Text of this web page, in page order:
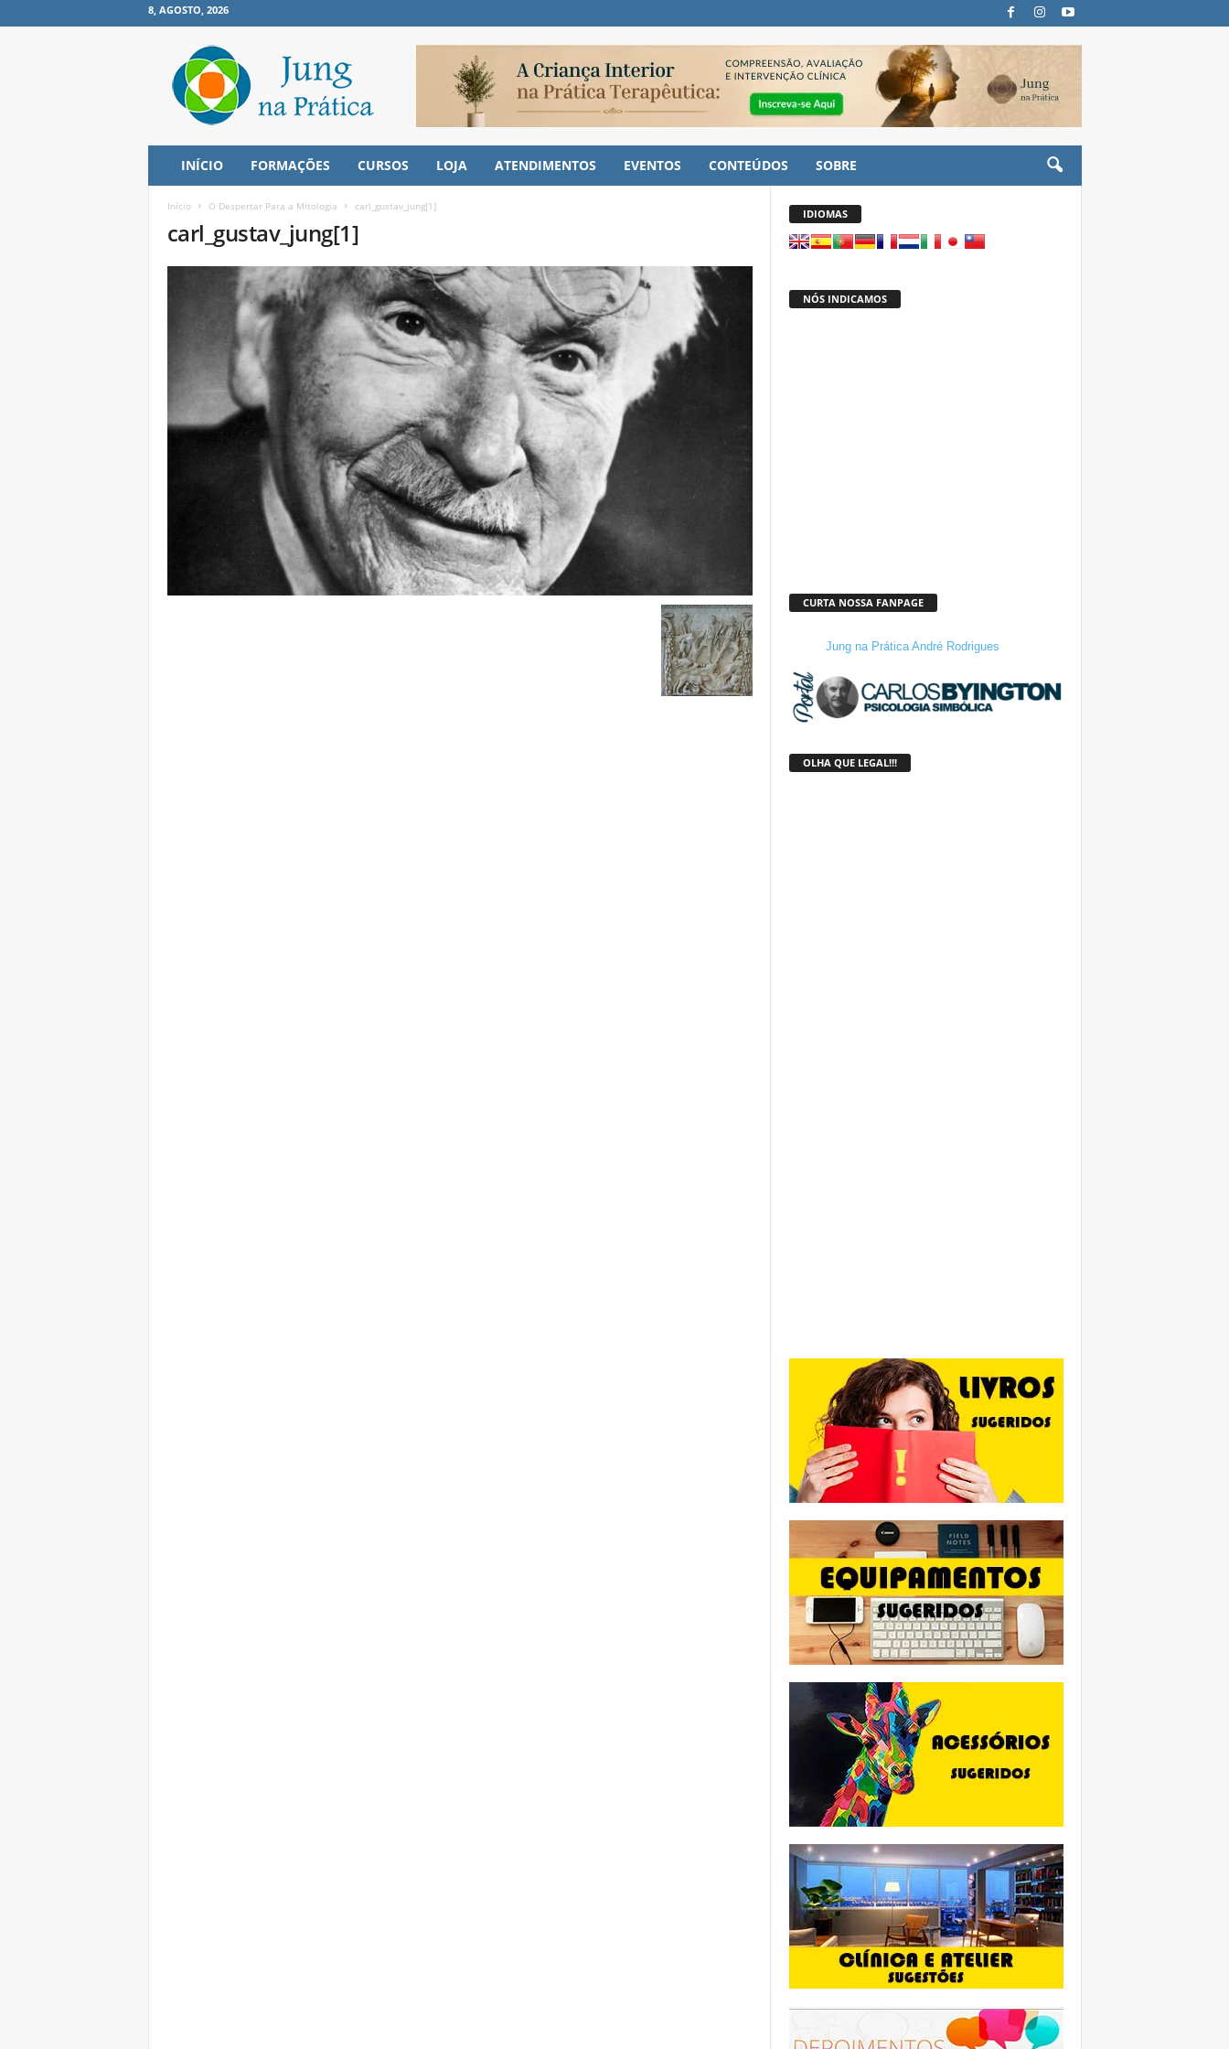
8, AGOSTO, 2026
INÍCIO FORMAÇÕES CURSOS LOJA ATENDIMENTOS EVENTOS CONTEÚDOS SOBRE
Início O Despertar Para a Mitologia carl_gustav_jung[1]
carl_gustav_jung[1]
IDIOMAS
NÓS INDICAMOS
CURTA NOSSA FANPAGE
Jung na Prática André Rodrigues
OLHA QUE LEGAL!!!